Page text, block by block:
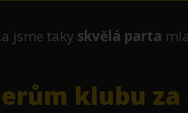
jsme taky skvělá parta
klubu